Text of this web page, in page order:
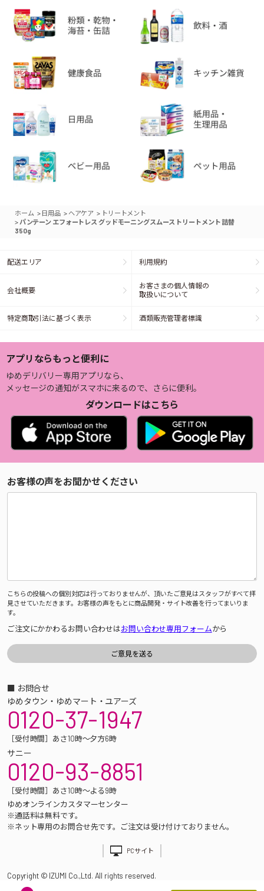
ホーム > 日用品 > ヘアケア > トリートメント
> パンテーン エフォートレス グッドモーニングスムース トリートメント 詰替
350g
配送エリア 利用規約
会社概要
お客さまの個人情報の
取扱いについて
特定商取引法に基づく表示 酒類販売管理者標識
アプリならもっと便利に
ゆめデリバリー専用アプリなら、
メッセージの通知がスマホに来るので、さらに便利。
ダウンロードはこちら
お客様の声をお聞かせください
こちらの投稿への個別対応は行っておりませんが、頂いたご意見はスタッフがすべて拝
見させていただきます。お客様の声をもとに商品開発・サイト改善を行ってまいりま
す。
ご注文にかかわるお問い合わせはお問い合わせ専用フォームから
■ お問合せ
ゆめタウン・ゆめマート・ユアーズ
0120-37-1947
［受付時間］あさ10時～夕方6時
サニー
0120-93-8851
［受付時間］あさ10時～よる9時
ゆめオンラインカスタマーセンター
※通話料は無料です。
※ネット専用のお問合せ先です。ご注文は受け付けておりません。
PCサイト
Copyright © IZUMI Co.,Ltd. All rights reserved.